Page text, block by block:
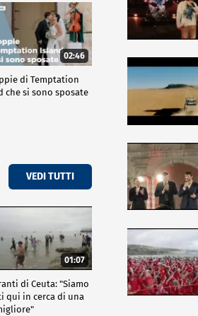
02:46
di Temptation
che si sono sposate
VEDI TUTTI
01:07
di Ceuta: "Siamo
qui in cerca di una